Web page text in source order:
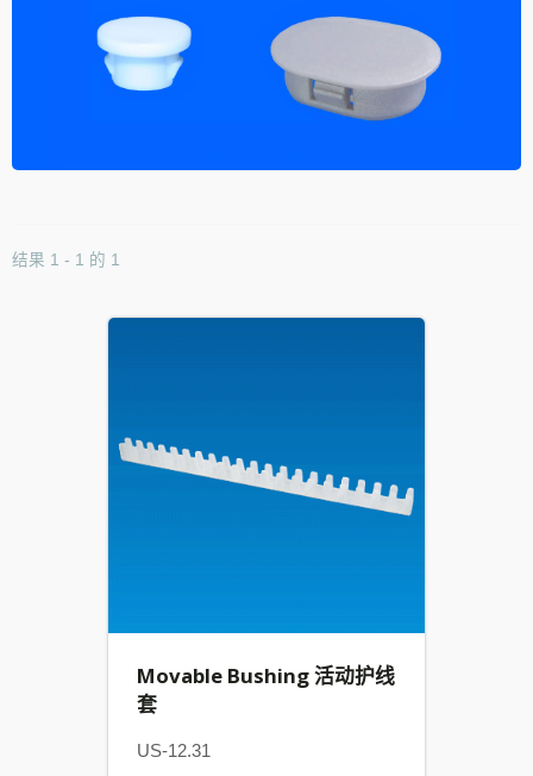
结果 1 - 1 的 1
Movable Bushing 活动护线
套
US-12.31